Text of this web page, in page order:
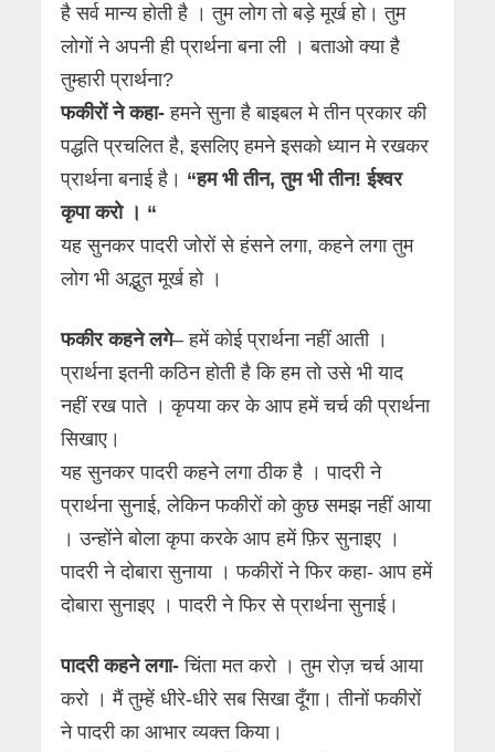
है सर्व मान्य होती है । तुम लोग तो बड़े मूर्ख हो। तुम
लोगों ने अपनी ही प्रार्थना बना ली । बताओ क्या है
तुम्हारी प्रार्थना?
फकीरों ने कहा- हमने सुना है बाइबल मे तीन प्रकार की
पद्धति प्रचलित है, इसलिए हमने इसको ध्यान मे रखकर
प्रार्थना बनाई है। “हम भी तीन, तुम भी तीन! ईश्वर
कृपा करो । “
यह सुनकर पादरी जोरों से हंसने लगा, कहने लगा तुम
लोग भी अद्भुत मूर्ख हो ।
फकीर कहने लगे– हमें कोई प्रार्थना नहीं आती ।
प्रार्थना इतनी कठिन होती है कि हम तो उसे भी याद
नहीं रख पाते । कृपया कर के आप हमें चर्च की प्रार्थना
सिखाए।
यह सुनकर पादरी कहने लगा ठीक है । पादरी ने
प्रार्थना सुनाई, लेकिन फकीरों को कुछ समझ नहीं आया
। उन्होंने बोला कृपा करके आप हमें फ़िर सुनाइए ।
पादरी ने दोबारा सुनाया । फकीरों ने फिर कहा- आप हमें
दोबारा सुनाइए । पादरी ने फिर से प्रार्थना सुनाई।
पादरी कहने लगा- चिंता मत करो । तुम रोज़ चर्च आया
करो । मैं तुम्हें धीरे-धीरे सब सिखा दूँगा। तीनों फकीरों
ने पादरी का आभार व्यक्त किया।